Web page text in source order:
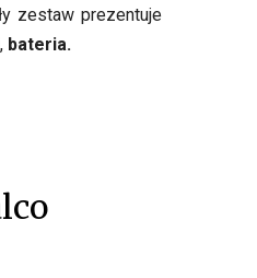
zestaw prezentuje
, bateria.